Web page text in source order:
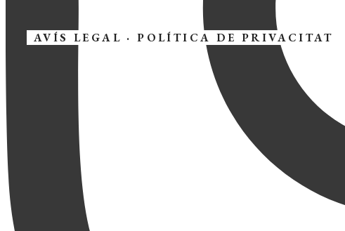
AVÍS LEGAL ·POLÍTICA DE PRIVACITAT